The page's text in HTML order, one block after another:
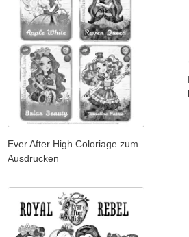
Ever After High Coloriage zum
Ausdrucken